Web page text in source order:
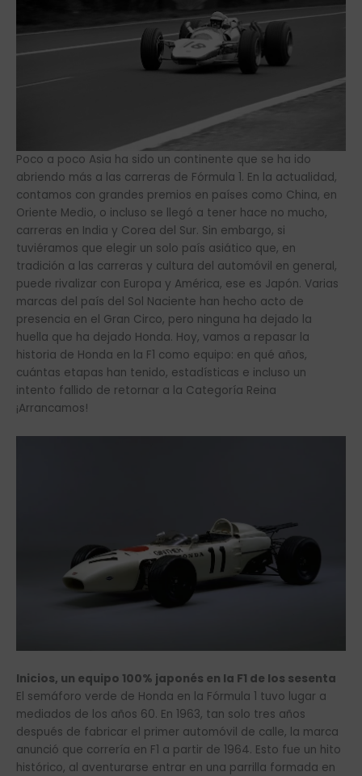
Poco a poco Asia ha sido un continente que se ha ido
abriendo más a las carreras de Fórmula 1. En la actualidad,
contamos con grandes premios en países como China, en
Oriente Medio, o incluso se llegó a tener hace no mucho,
carreras en India y Corea del Sur. Sin embargo, si
tuviéramos que elegir un solo país asiático que, en
tradición a las carreras y cultura del automóvil en general,
puede rivalizar con Europa y América, ese es Japón. Varias
marcas del país del Sol Naciente han hecho acto de
presencia en el Gran Circo, pero ninguna ha dejado la
huella que ha dejado Honda. Hoy, vamos a repasar la
historia de Honda en la F1 como equipo: en qué años,
cuántas etapas han tenido, estadísticas e incluso un
intento fallido de retornar a la Categoría Reina
¡Arrancamos!
Inicios, un equipo 100% japonés en la F1 de los sesenta
El semáforo verde de Honda en la Fórmula 1 tuvo lugar a
mediados de los años 60. En 1963, tan solo tres años
después de fabricar el primer automóvil de calle, la marca
anunció que correría en F1 a partir de 1964. Esto fue un hito
histórico, al aventurarse entrar en una parrilla formada en